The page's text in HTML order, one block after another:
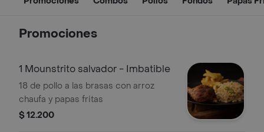
Promociones
1 Mounstrito salvador - Imbatible
18 de pollo a las brasas con arroz
chaufa y papas fritas
$ 12.200